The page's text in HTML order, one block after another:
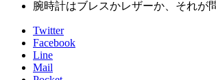
腕時計はブレスかレザーか、それが
Twitter
Facebook
Line
Mail